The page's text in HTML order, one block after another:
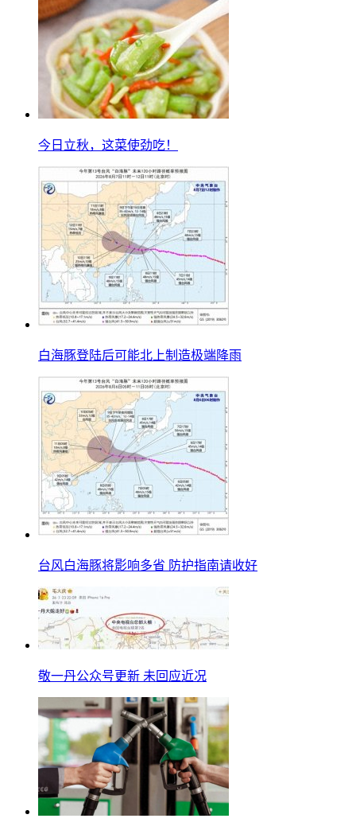
今日立秋，这菜使劲吃！
白海豚登陆后可能北上制造极端降雨
台风白海豚将影响多省 防护指南请收好
敬一丹公众号更新 未回应近况